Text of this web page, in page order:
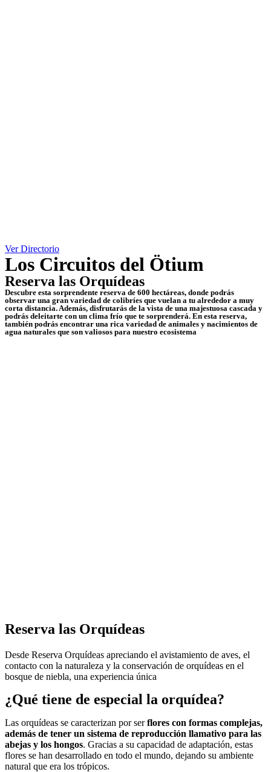
Ver Directorio
Los Circuitos del Ötium
Reserva las Orquídeas
Descubre esta sorprendente reserva de 600 hectáreas, donde podrás
observar una gran variedad de colibríes que vuelan a tu alrededor a muy
corta distancia. Además, disfrutarás de la vista de una majestuosa cascada y
podrás deleitarte con un clima frío que te sorprenderá. En esta reserva,
también podrás encontrar una rica variedad de animales y nacimientos de
agua naturales que son valiosos para nuestro ecosistema
Reserva las Orquídeas
Desde Reserva Orquídeas apreciando el avistamiento de aves, el
contacto con la naturaleza y la conservación de orquídeas en el
bosque de niebla, una experiencia única
¿Qué tiene de especial la orquídea?
Las orquídeas se caracterizan por serflores con formas complejas,
además de tener un sistema de reproducción llamativo para las
abejas y los hongos. Gracias a su capacidad de adaptación, estas
flores se han desarrollado en todo el mundo, dejando su ambiente
natural que era los trópicos.